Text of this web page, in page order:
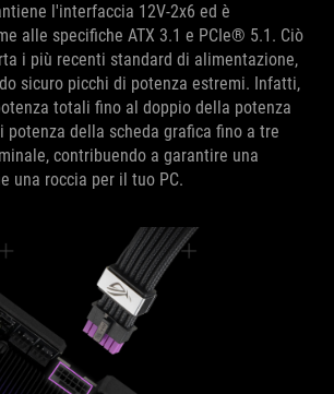
l'interfaccia 12V-2x6 ed è
alle specifiche ATX 3.1 e PCIe® 5.1. Ciò
i più recenti standard di alimentazione,
sicuro picchi di potenza estremi. Infatti,
totali fino al doppio della potenza
potenza della scheda grafica fino a tre
contribuendo a garantire una
una roccia per il tuo PC.